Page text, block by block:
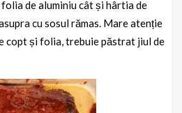
de aluminiu cât și hârtia de
cu sosul rămas. Mare atenție
copt și folia, trebuie păstrat jiul de